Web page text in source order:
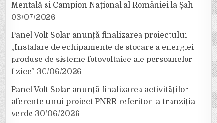
Mentală și Campion Național al României la Șah
03/07/2026
Panel Volt Solar anunță finalizarea proiectului
„Instalare de echipamente de stocare a energiei
produse de sisteme fotovoltaice ale persoanelor
fizice” 30/06/2026
Panel Volt Solar anunță finalizarea activităților
aferente unui proiect PNRR referitor la tranziția
verde 30/06/2026